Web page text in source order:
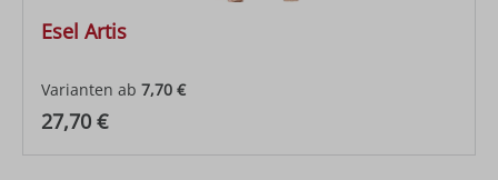
Esel Artis
Varianten ab 7,70 €
Regulärer Preis:
27,70 €